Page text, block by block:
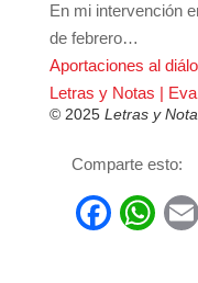
En mi intervención
de febrero…
Aportaciones al
Letras y Notas |
© 2025 Letras y
Comparte esto:
F W